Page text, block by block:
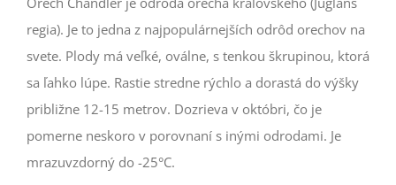
regia). Je to jedna z najpopulárnejších odrôd orechov na
svete. Plody má veľké, oválne, s tenkou škrupinou, ktorá
sa ľahko lúpe. Rastie stredne rýchlo a dorastá do výšky
približne 12-15 metrov. Dozrieva v októbri, čo je
pomerne neskoro v porovnaní s inými odrodami. Je
mrazuvzdorný do -25°C.